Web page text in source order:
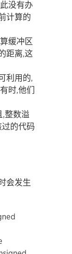
没有办
计算的
缓冲区
距离,这
利用的,
时,他们
,整数溢
的代码
会发生